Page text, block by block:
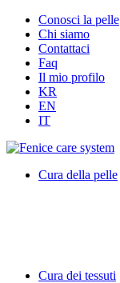
Conosci la pelle
Chi siamo
Contattaci
Faq
Il mio profilo
KR
EN
IT
Cura della pelle
Cura dei tessuti